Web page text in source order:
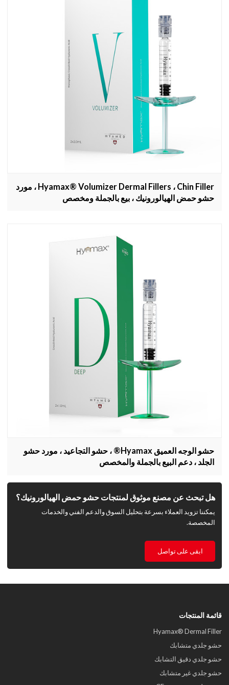
Hyamax® Volumizer Dermal Fillers ، Chin Filler ، مورد
حشو حمض الهيالورونيك ، بيع بالجملة ومخصص
حشو الوجه العميق Hyamax® ، حشو التجاعيد ، مورد حشو
الجلد ، دعم البيع بالجملة والمخصص
هل تبحث عن مصنع موثوق لمنتجات حشو حمض الهيالورونيك؟
يمكننا تزويد العملاء بسرعة بتحليل السوق والدعم الفني والخدمات
المخصصة.
ابقى على تواصل
قائمة المنتجات
Hyamax® Dermal Filler
حشو جلدي متشابك
حشو جلدي دقيق التشابك
حشو جلدي غير متشابك